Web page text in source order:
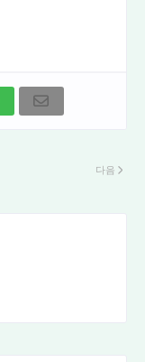
다음